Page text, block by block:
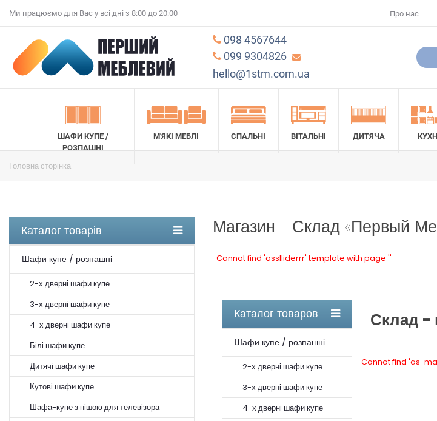
Ми працюємо для Вас у всі дні з 8:00 до 20:00 Про нас
098 4567644
099 9304826
hello@1stm.com.ua
ШАФИ КУПЕ /
РОЗПАШНІ
М'ЯКІ МЕБЛІ СПАЛЬНІ ВІТАЛЬНІ ДИТЯЧА
Головна сторінка
Каталог товарів
Шафи купе / розпашні
2-х дверні шафи купе
3-х дверні шафи купе
4-х дверні шафи купе
Білі шафи купе
Дитячі шафи купе
Кутові шафи купе
Шафа-купе з нішою для телевізора
Магазин - Склад «Первый
Cannot find 'asslliderrr' template with page ''
Каталог товаров
Шафи купе / розпашні
2-х дверні шафи купе
3-х дверні шафи купе
4-х дверні шафи купе
Склад -
Cannot find 'as-